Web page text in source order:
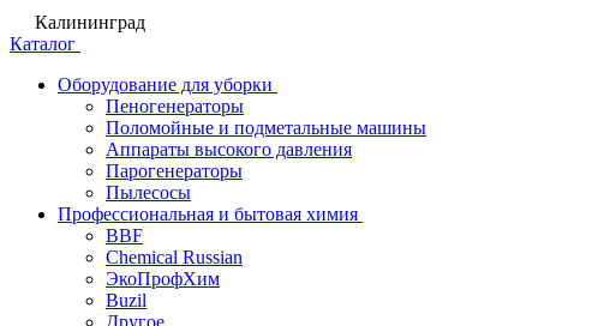
Калининград
Каталог
Оборудование для уборки
Пеногенераторы
Поломойные и подметальные машины
Аппараты высокого давления
Парогенераторы
Пылесосы
Профессиональная и бытовая химия
BBF
Chemical Russian
ЭкоПрофХим
Buzil
Другое